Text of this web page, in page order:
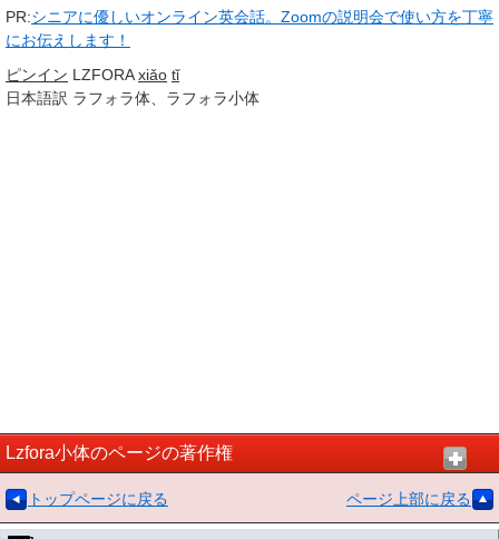
PR:シニアに優しいオンライン英会話。Zoomの説明会で使い方を丁寧
にお伝えします！
ピンイン LZFORAxiǎo tǐ
日本語訳 ラフォラ体、ラフォラ小体
Lzfora小体のページの著作権
トップページに戻る ページ上部に戻る